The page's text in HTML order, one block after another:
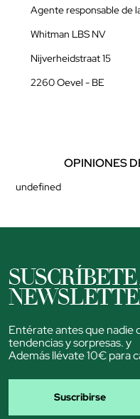
Agente responsable de
Whitman LBS NV
Nijverheidstraat 15
2260 Oevel - BE
OPINIONES
undefined
Entérate antes que nadie
tendencias y sorpresas. y
Además llévate 10€ para
Suscribirse